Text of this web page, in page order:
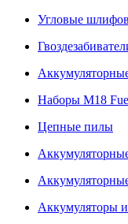
Угловые
Наборы M18
Цепные пилы
Аккумуляторы и